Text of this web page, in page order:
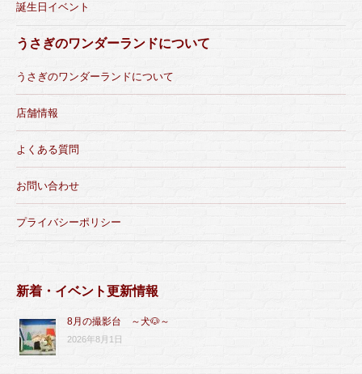
誕生日イベント
うさぎのワンダーランドについて
うさぎのワンダーランドについて
店舗情報
よくある質問
お問い合わせ
プライバシーポリシー
新着・イベント更新情報
8月の撮影台 ～犬🐶～
2026年8月1日